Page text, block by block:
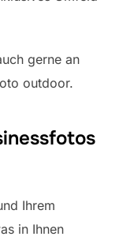
gerne an
outdoor.
Ihrem
in Ihnen